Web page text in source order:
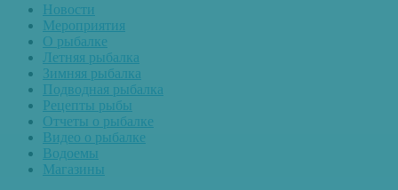
Новости
Мероприятия
О рыбалке
Летняя рыбалка
Зимняя рыбалка
Подводная рыбалка
Рецепты рыбы
Отчеты о рыбалке
Видео о рыбалке
Водоемы
Магазины